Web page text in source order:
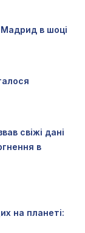
Мадрид в шоці
свіжі дані
в
на планеті: